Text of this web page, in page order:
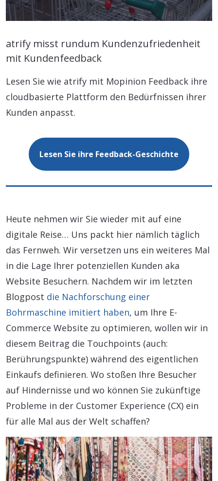
atrify misst rundum Kundenzufriedenheit
mit Kundenfeedback
Lesen Sie wie atrify mit Mopinion Feedback ihre
cloudbasierte Plattform den Bedürfnissen ihrer
Kunden anpasst.
Lesen Sie ihre Feedback-Geschichte
Heute nehmen wir Sie wieder mit auf eine
digitale Reise… Uns packt hier nämlich täglich
das Fernweh. Wir versetzen uns ein weiteres Mal
in die Lage Ihrer potenziellen Kunden aka
Website Besuchern. Nachdem wir im letzten
Blogpost die Nachforschung einer
Bohrmaschine imitiert haben, um Ihre E-
Commerce Website zu optimieren, wollen wir in
diesem Beitrag die Touchpoints (auch:
Berührungspunkte) während des eigentlichen
Einkaufs definieren. Wo stoßen Ihre Besucher
auf Hindernisse und wo können Sie zukünftige
Probleme in der Customer Experience (CX) ein
für alle Mal aus der Welt schaffen?